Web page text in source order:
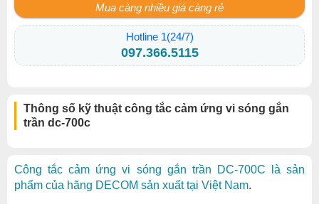
Mua càng nhiều giá càng rẻ
Hotline 1(24/7)
097.366.5115
Thông số kỹ thuật công tắc cảm ứng vi sóng gắn
trần dc-700c
Công tắc cảm ứng vi sóng gắn trần DC-700C là sản
phẩm của hãng DECOM sản xuất tại Việt Nam.